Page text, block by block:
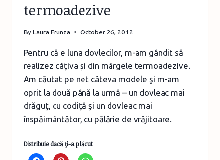
termoadezive
ByLaura Frunza October 26, 2012
Pentru că e luna dovlecilor, m-am gândit să
realizez câţiva şi din mărgele termoadezive.
Am căutat pe net câteva modele şi m-am
oprit la două până la urmă – un dovleac mai
drăguţ, cu codiţă şi un dovleac mai
înspăimântător, cu pălărie de vrăjitoare.
Distribuie dacă ţi-a plăcut